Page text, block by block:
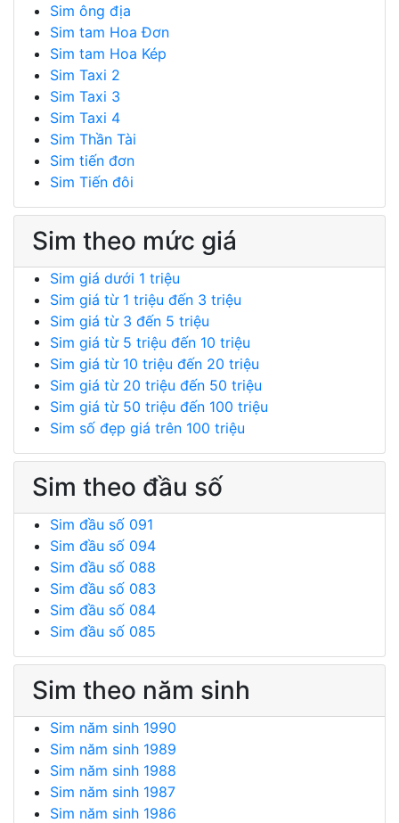
Sim ông địa
Sim tam Hoa Đơn
Sim tam Hoa Kép
Sim Taxi 2
Sim Taxi 3
Sim Taxi 4
Sim Thần Tài
Sim tiến đơn
Sim Tiến đôi
Sim theo mức giá
Sim giá dưới 1 triệu
Sim giá từ 1 triệu đến 3 triệu
Sim giá từ 3 đến 5 triệu
Sim giá từ 5 triệu đến 10 triệu
Sim giá từ 10 triệu đến 20 triệu
Sim giá từ 20 triệu đến 50 triệu
Sim giá từ 50 triệu đến 100 triệu
Sim số đẹp giá trên 100 triệu
Sim theo đầu số
Sim đầu số 091
Sim đầu số 094
Sim đầu số 088
Sim đầu số 083
Sim đầu số 084
Sim đầu số 085
Sim theo năm sinh
Sim năm sinh 1990
Sim năm sinh 1989
Sim năm sinh 1988
Sim năm sinh 1987
Sim năm sinh 1986